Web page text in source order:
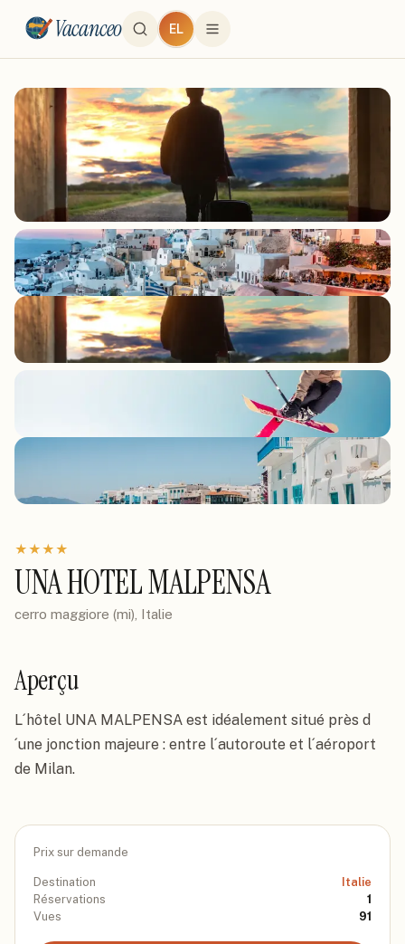
Vacanceo EL
★★★★
UNA HOTEL MALPENSA
cerro maggiore (mi), Italie
Aperçu
L´hôtel UNA MALPENSA est idéalement situé près d
´une jonction majeure : entre l´autoroute et l´aéroport
de Milan.
Prix sur demande
Destination
Italie
Réservations
1
Vues
91